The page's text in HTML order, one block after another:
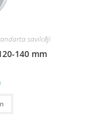
savilcēji
140 mm